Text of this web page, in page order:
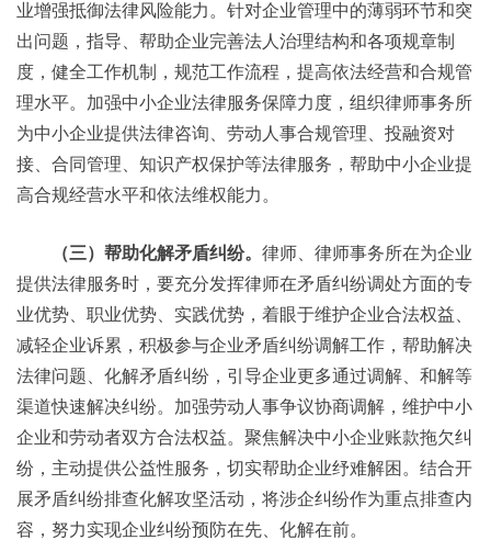
业增强抵御法律风险能力。针对企业管理中的薄弱环节和突
出问题，指导、帮助企业完善法人治理结构和各项规章制
度，健全工作机制，规范工作流程，提高依法经营和合规管
理水平。加强中小企业法律服务保障力度，组织律师事务所
为中小企业提供法律咨询、劳动人事合规管理、投融资对
接、合同管理、知识产权保护等法律服务，帮助中小企业提
高合规经营水平和依法维权能力。
（三）帮助化解矛盾纠纷。 律师、律师事务所在为企业
提供法律服务时，要充分发挥律师在矛盾纠纷调处方面的专
业优势、职业优势、实践优势，着眼于维护企业合法权益、
减轻企业诉累，积极参与企业矛盾纠纷调解工作，帮助解决
法律问题、化解矛盾纠纷，引导企业更多通过调解、和解等
渠道快速解决纠纷。加强劳动人事争议协商调解，维护中小
企业和劳动者双方合法权益。聚焦解决中小企业账款拖欠纠
纷，主动提供公益性服务，切实帮助企业纾难解困。结合开
展矛盾纠纷排查化解攻坚活动，将涉企纠纷作为重点排查内
容，努力实现企业纠纷预防在先、化解在前。